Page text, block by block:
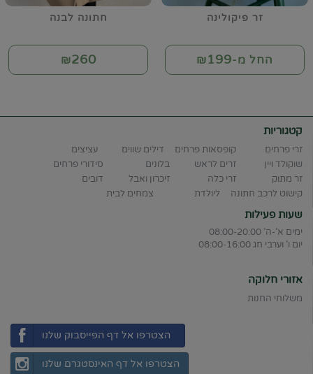
זר פיקולינה
החל מ-₪199
חתונה לבנה
₪260
קטגוריות
זרי פרחים קופסאות פרחים דילים שווים
עציצים
שוקולד ויין
זרים לראש בלונים
סידורי פרחים
זר מתוק
זרי כלה זיכרון ואבל
דובים
קישוט לרכב חתונה
ליולדת צמחים לבית
שעות פעילות
ימים א'-ה' 08:00-20:00
יום ו' וערבי חג 08:00-16:00
אזורי חלוקה
משלוחי החנות
הצטרפו אל דף הפייסבוק שלנו
הצטרפו אל דף האינסטגרם שלנו